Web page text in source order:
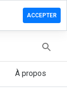
À propos
ACCEPTER